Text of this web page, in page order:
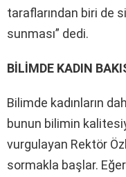
taraflarından biri de
sunması” dedi.
BİLİMDE KADIN
Bilimde kadınların
bunun bilimin
vurgulayan Rektör
sormakla başlar.